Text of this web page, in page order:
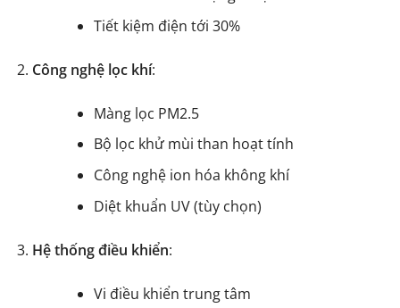
Tiết kiệm điện tới 30%
Công nghệ lọc khí:
Màng lọc PM2.5
Bộ lọc khử mùi than hoạt tính
Công nghệ ion hóa không khí
Diệt khuẩn UV (tùy chọn)
Hệ thống điều khiển:
Vi điều khiển trung tâm